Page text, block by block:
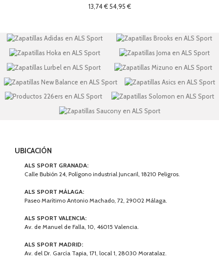
13,74 € 54,95 €
UBICACIÓN
ALS SPORT GRANADA:
Calle Bubión 24, Polígono industrial Juncaril, 18210 Peligros.
ALS SPORT MÁLAGA:
Paseo Marítimo Antonio Machado, 72, 29002 Málaga.
ALS SPORT VALENCIA:
Av. de Manuel de Falla, 10, 46015 Valencia.
ALS SPORT MADRID:
Av. del Dr. García Tapia, 171, local 1, 28030 Moratalaz.